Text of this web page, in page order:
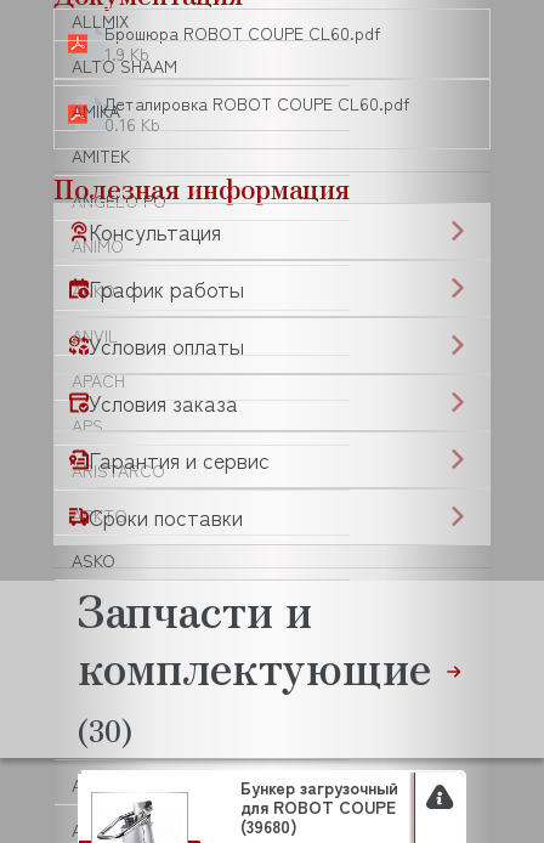
ALLMIX
ALTO SHAAM
AMIKA
AMITEK
ANGELO PO
ANIMO
ANKO
ANVIL
APACH
APS
ARISTARCO
ARKTO
ASKO
ASSUM
ATOLLSPEED
AUCMA
AURORA
Брошюра ROBOT COUPE CL60.pdf
1.9 Kb
Деталировка ROBOT COUPE CL60.pdf
0.16 Kb
Полезная информация
Консультация
График работы
Условия оплаты
Условия заказа
Гарантия и сервис
Сроки поставки
Запчасти и
комплектующие
(30)
Бункер загрузочный
для ROBOT COUPE
(39680)